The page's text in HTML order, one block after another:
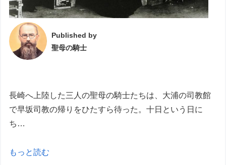
Published by
聖母の騎士
長崎へ上陸した三人の聖母の騎士たちは、大浦の司教館
で早坂司教の帰りをひたすら待った。十日という日に
ち…
もっと読む